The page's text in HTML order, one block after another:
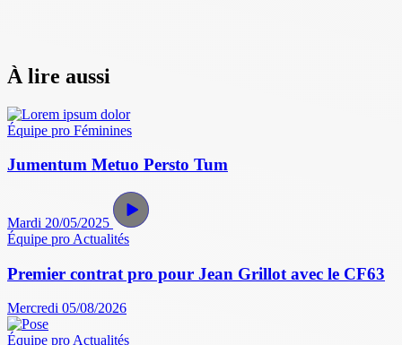
À lire aussi
Équipe pro Féminines
Jumentum Metuo Persto Tum
Mardi 20/05/2025
Équipe pro Actualités
Premier contrat pro pour Jean Grillot avec le CF63
Mercredi 05/08/2026
Équipe pro Actualités